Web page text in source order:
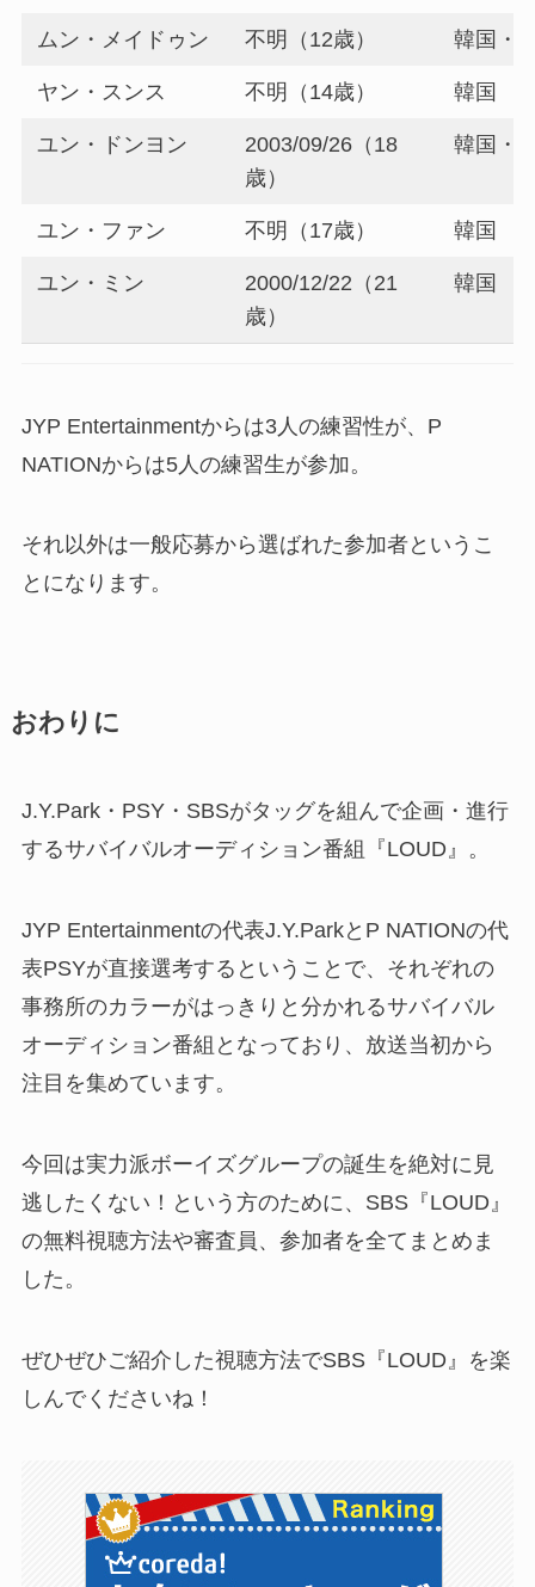
ムン・メイドゥン 不明（12歳） 韓国・
ヤン・スンス 不明（14歳） 韓国
ユン・ドンヨン
2003/09/26（18
歳）
韓国・
ユン・ファン 不明（17歳） 韓国
ユン・ミン
2000/12/22（21
歳）
韓国
JYP Entertainmentからは3人の練習性が、P
NATIONからは5人の練習生が参加。
それ以外は一般応募から選ばれた参加者というこ
とになります。
おわりに
J.Y.Park・PSY・SBSがタッグを組んで企画・進行
するサバイバルオーディション番組『LOUD』。
JYP Entertainmentの代表J.Y.ParkとP NATIONの代
表PSYが直接選考するということで、それぞれの
事務所のカラーがはっきりと分かれるサバイバル
オーディション番組となっており、放送当初から
注目を集めています。
今回は実力派ボーイズグループの誕生を絶対に見
逃したくない！という方のために、SBS『LOUD』
の無料視聴方法や審査員、参加者を全てまとめま
した。
ぜひぜひご紹介した視聴方法でSBS『LOUD』を楽
しんでくださいね！